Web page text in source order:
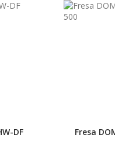
DF
Fresa